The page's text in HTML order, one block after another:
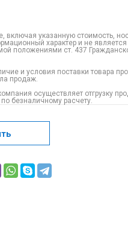
включая указанную стоимость,
характер и не
положениями ст. 437
и условия поставки товара
продаж.
осуществляет отгрузку
безналичному расчету.